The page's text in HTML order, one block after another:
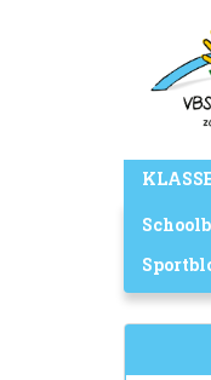
Main